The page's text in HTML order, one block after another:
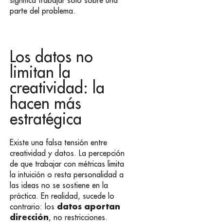
parte del problema.
Los datos no
limitan la
creatividad: la
hacen más
estratégica
Existe una falsa tensión entre
creatividad y datos. La percepción
de que trabajar con métricas limita
la intuición o resta personalidad a
las ideas no se sostiene en la
práctica. En realidad, sucede lo
contrario: los datos aportan
dirección, no restricciones.